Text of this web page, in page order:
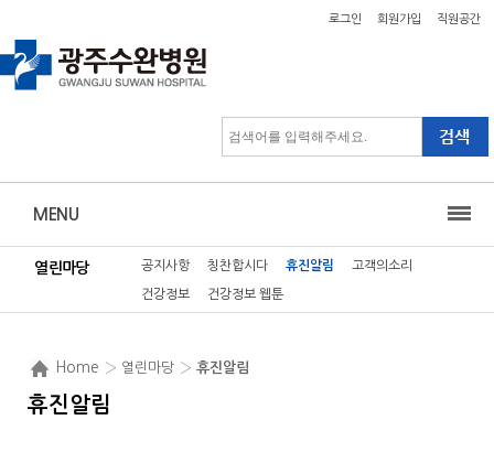
로그인 회원가입 직원공간
MENU
열린마당 공지사항 칭찬합시다 휴진알림 고객의소리
건강정보 건강정보 웹툰
Home › 열린마당 › 휴진알림
휴진알림